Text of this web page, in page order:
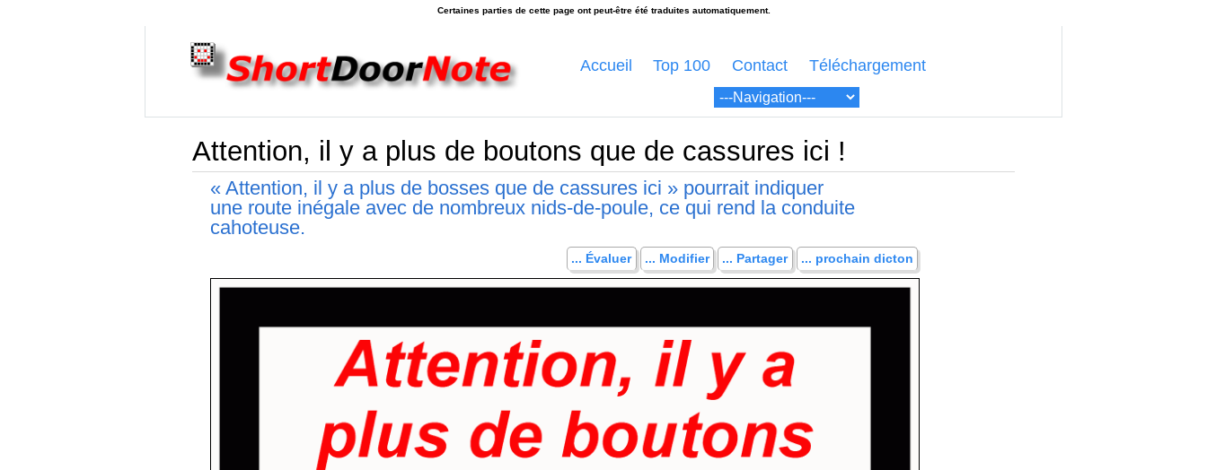
Accueil Top 100 Contact Téléchargement
Attention, il y a plus de boutons que de cassures ici !
« Attention, il y a plus de bosses que de cassures ici » pourrait indiquer
une route inégale avec de nombreux nids-de-poule, ce qui rend la conduite
cahoteuse.
... Évaluer ... Modifier ... Partager ... prochain dicton